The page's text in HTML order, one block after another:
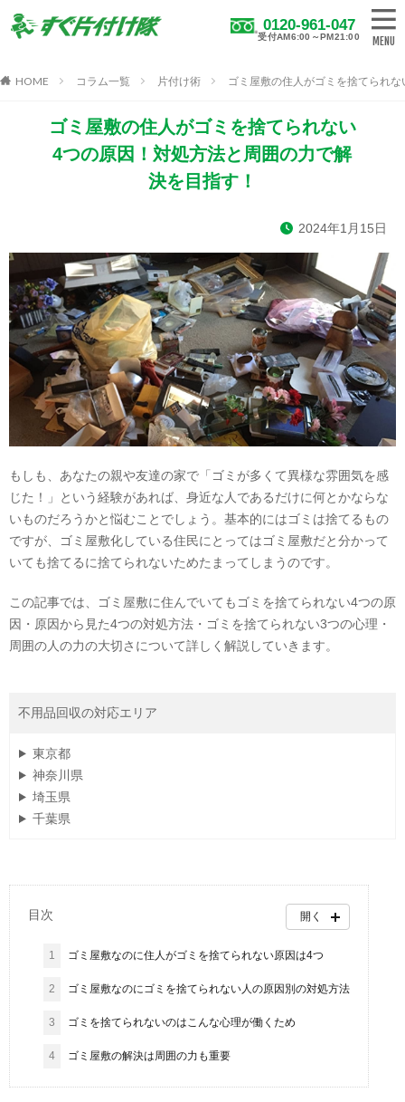
0120-961-047
受付AM6:00～PM21:00
HOME コラム一覧 片付け術 ゴミ屋敷の住人がゴミを捨てられ
ゴミ屋敷の住人がゴミを捨てられない
4つの原因！対処方法と周囲の力で解
決を目指す！
2024年1月15日
もしも、あなたの親や友達の家で「ゴミが多くて異様な雰囲気を感
じた！」という経験があれば、身近な人であるだけに何とかならな
いものだろうかと悩むことでしょう。基本的にはゴミは捨てるもの
ですが、ゴミ屋敷化している住民にとってはゴミ屋敷だと分かって
いても捨てるに捨てられないためたまってしまうのです。
この記事では、ゴミ屋敷に住んでいてもゴミを捨てられない4つの原
因・原因から見た4つの対処方法・ゴミを捨てられない3つの心理・
周囲の人の力の大切さについて詳しく解説していきます。
不用品回収の対応エリア
東京都
神奈川県
埼玉県
千葉県
目次 開く
1 ゴミ屋敷なのに住人がゴミを捨てられない原因は4つ
2 ゴミ屋敷なのにゴミを捨てられない人の原因別の対処方法
3 ゴミを捨てられないのはこんな心理が働くため
4 ゴミ屋敷の解決は周囲の力も重要